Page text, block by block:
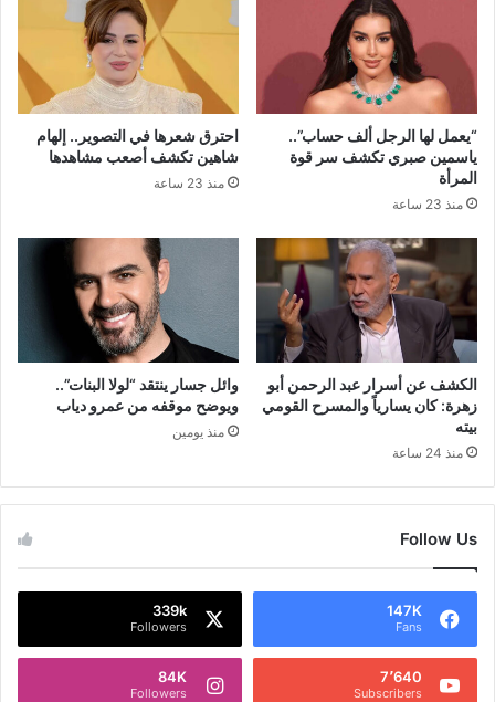
“يعمل لها الرجل ألف حساب”..
ياسمين صبري تكشف سر قوة
المرأة
منذ 23 ساعة
احترق شعرها في التصوير.. إلهام
شاهين تكشف أصعب مشاهدها
منذ 23 ساعة
الكشف عن أسرار عبد الرحمن أبو
زهرة: كان يسارياً والمسرح القومي
بيته
منذ 24 ساعة
وائل جسار ينتقد “لولا البنات”..
ويوضح موقفه من عمرو دياب
منذ يومين
Follow Us
147K
Fans
339k
Followers
7٬640
Subscribers
84K
Followers